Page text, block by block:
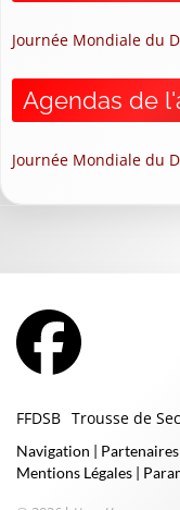
Journée Mondiale du
Agendas de
Journée Mondiale du
FFDSB Trousse de
Navigation | Partenaires
Mentions Légales |